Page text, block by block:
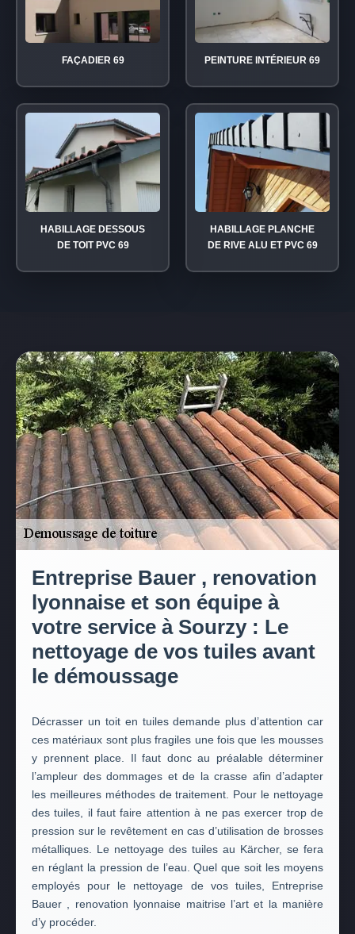
FAÇADIER 69 PEINTURE INTÉRIEUR 69
HABILLAGE DESSOUS
DE TOIT PVC 69
HABILLAGE PLANCHE
DE RIVE ALU ET PVC 69
Entreprise Bauer , renovation
lyonnaise et son équipe à
votre service à Sourzy : Le
nettoyage de vos tuiles avant
le démoussage
Décrasser un toit en tuiles demande plus d’attention car
ces matériaux sont plus fragiles une fois que les mousses
y prennent place. Il faut donc au préalable déterminer
l’ampleur des dommages et de la crasse afin d’adapter
les meilleures méthodes de traitement. Pour le nettoyage
des tuiles, il faut faire attention à ne pas exercer trop de
pression sur le revêtement en cas d’utilisation de brosses
métalliques. Le nettoyage des tuiles au Kärcher, se fera
en réglant la pression de l’eau. Quel que soit les moyens
employés pour le nettoyage de vos tuiles, Entreprise
Bauer , renovation lyonnaise maitrise l’art et la manière
d’y procéder.